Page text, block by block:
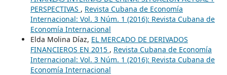
PERSPECTIVAS , Revista Cubana de Economía
Internacional: Vol. 3 Núm. 1 (2016): Revista Cubana de
Economía Internacional
Elda Molina Díaz, EL MERCADO DE DERIVADOS
FINANCIEROS EN 2015 , Revista Cubana de Economía
Internacional: Vol. 3 Núm. 1 (2016): Revista Cubana de
Economía Internacional